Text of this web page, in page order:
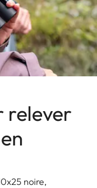
relever
noire,